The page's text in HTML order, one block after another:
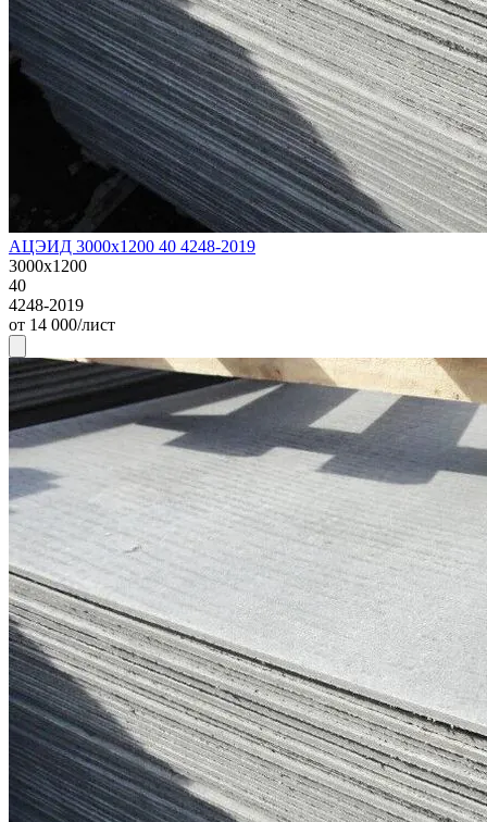
АЦЭИД 3000х1200 40 4248-2019
3000х1200
40
4248-2019
от 14 000/лист